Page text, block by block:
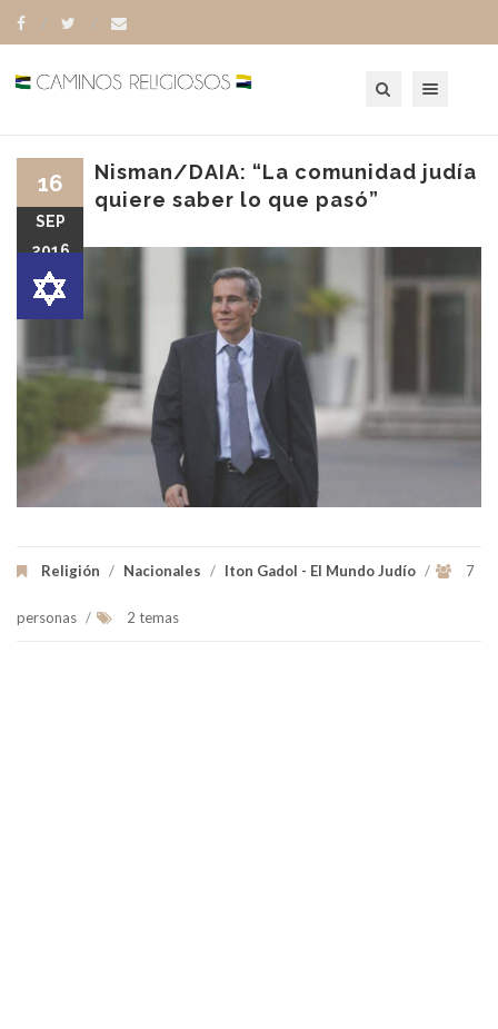
Nisman/DAIA: “La comunidad judía
quiere saber lo que pasó”
Religión / Nacionales / Iton Gadol - El Mundo Judío / 7
personas / 2 temas
16
SEP
2016